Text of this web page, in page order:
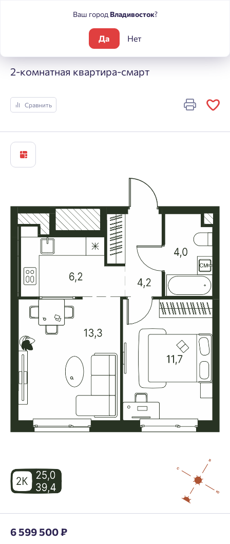
Погода
2-комнатная квартира-смарт
Сравнить
6 599 500 ₽
Ваш город Владивосток?
Да Нет